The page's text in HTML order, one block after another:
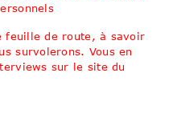
feuille de route, à savoir
survolerons. Vous en
sur le site du